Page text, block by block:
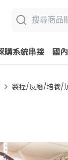
購系統串接 國
製程/反應/培養/